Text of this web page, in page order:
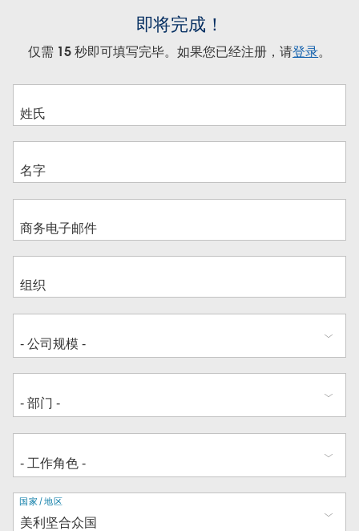
即将完成！
仅需 15 秒即可填写完毕。如果您已经注册，请登录。
地
址
国家/地区